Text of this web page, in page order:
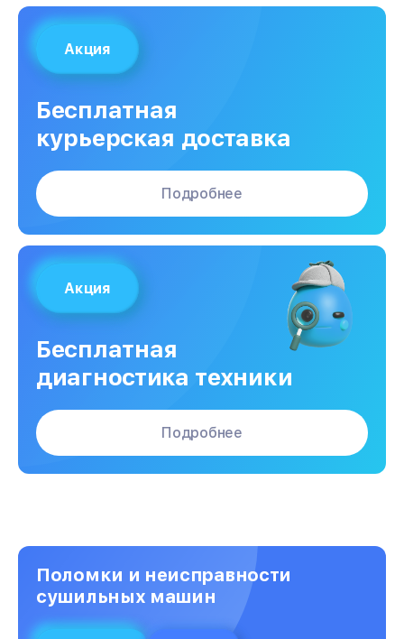
Акция
Бесплатная
курьерская доставка
Подробнее
Акция
Бесплатная
диагностика техники
Подробнее
Поломки и неисправности
сушильных машин